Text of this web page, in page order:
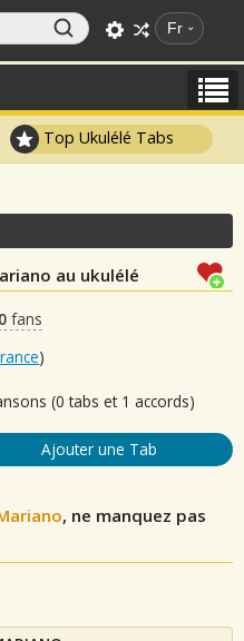
Fr
Top Ukulélé Tabs
au ukulélé
0 fans
)
(0 tabs et 1 accords)
Ajouter une Tab
, ne manquez pas